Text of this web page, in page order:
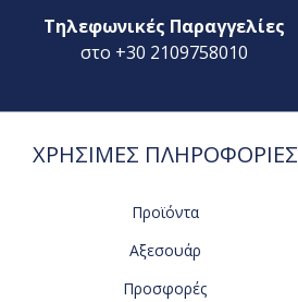
Τηλεφωνικές Παραγγελίες
στο +30 2109758010
ΧΡΗΣΙΜΕΣ ΠΛΗΡΟΦΟΡΙΕΣ
Προϊόντα
Αξεσουάρ
Προσφορές